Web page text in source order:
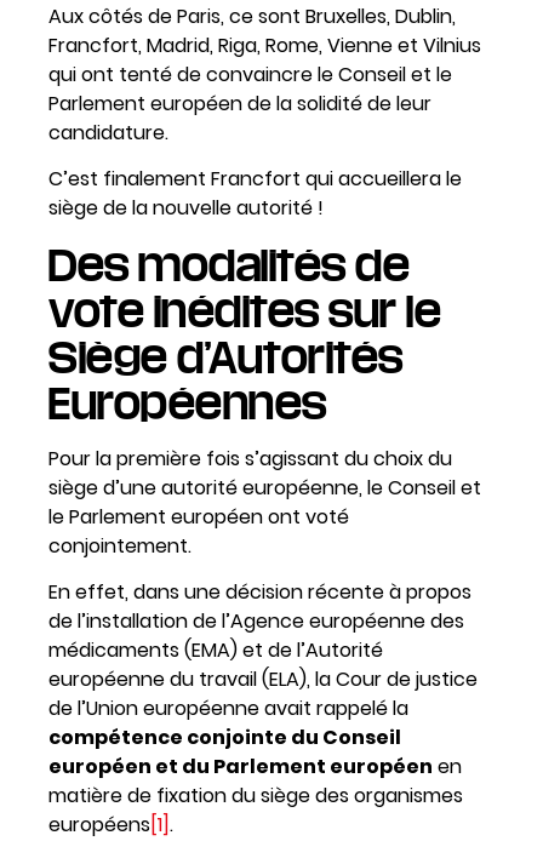
Aux côtés de Paris, ce sont Bruxelles, Dublin,
Francfort, Madrid, Riga, Rome, Vienne et Vilnius
qui ont tenté de convaincre le Conseil et le
Parlement européen de la solidité de leur
candidature.
C’est finalement Francfort qui accueillera le
siège de la nouvelle autorité !
Des modalités de
vote inédites sur le
Siège d’Autorités
Européennes
Pour la première fois s’agissant du choix du
siège d’une autorité européenne, le Conseil et
le Parlement européen ont voté
conjointement.
En effet, dans une décision récente à propos
de l’installation de l’Agence européenne des
médicaments (EMA) et de l’Autorité
européenne du travail (ELA), la Cour de justice
de l’Union européenne avait rappelé la
compétence conjointe du Conseil
européen et du Parlement européen en
matière de fixation du siège des organismes
européens[1].